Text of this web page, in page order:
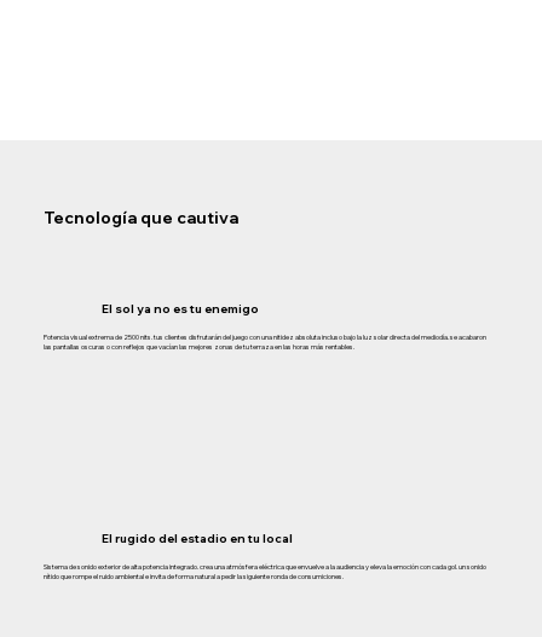
El sol ya no es tu enemigo
Potencia visual extrema de 2500 nits. tus clientes disfrutarán del juego con una nitidez absoluta incluso bajo la luz solar directa del mediodía. se acabaron
las pantallas oscuras o con reflejos que vacían las mejores zonas de tu terraza en las horas más rentables.
El rugido del estadio en tu local
Sistema de sonido exterior de alta potencia integrado. crea una atmósfera eléctrica que envuelve a la audiencia y eleva la emoción con cada gol. un sonido
nítido que rompe el ruido ambiental e invita de forma natural a pedir la siguiente ronda de consumiciones.
Tecnología que cautiva